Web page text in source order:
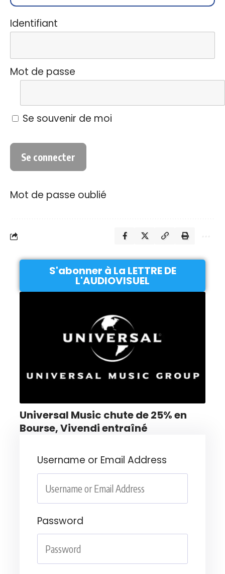
Identifiant
Mot de passe
Se souvenir de moi
Mot de passe oublié
S'abonner à La LETTRE DE
L'AUDIOVISUEL
Universal Music chute de 25% en
Bourse, Vivendi entraîné
Username or Email Address
Password